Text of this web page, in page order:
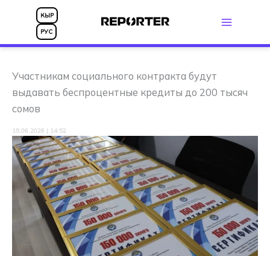
Перейти
содержимому
КЫР
РУС
Участникам социального контракта будут
выдавать беспроцентные кредиты до 200 тысяч
сомов
15.06.2026 | 14:52